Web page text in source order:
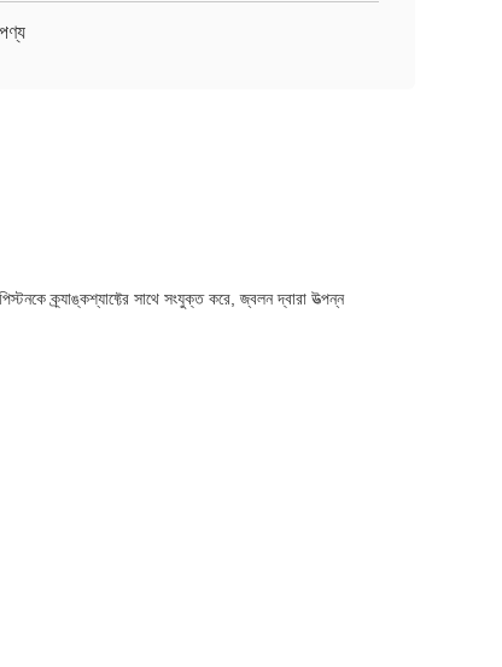
ক্র্যাঙ্কশ্যাফ্টের সাথে সংযুক্ত করে, জ্বলন দ্বারা উত্পন্ন